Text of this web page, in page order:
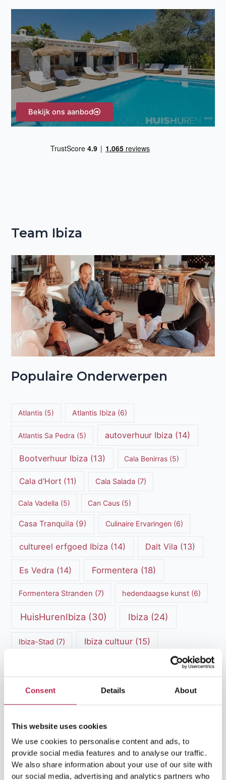
Consent Details About
This website uses cookies
We use cookies to personalise content and ads, to
provide social media features and to analyse our traffic.
We also share information about your use of our site with
our social media, advertising and analytics partners who
a
r
:
Bekijk ons aanbod
Team Ibiza
Populaire Onderwerpen
Atlantis (5) Atlantis Ibiza (6)
Atlantis Sa Pedra (5) autoverhuur Ibiza (14)
Bootverhuur Ibiza (13) Cala Benirras (5)
Cala d'Hort (11) Cala Salada(7)
Cala Vadella (5) Can Caus (5)
Casa Tranquila (9) Culinaire Ervaringen(6)
cultureel erfgoed Ibiza (14) Dalt Vila (13)
Es Vedra (14) Formentera (18)
Formentera Stranden (7) hedendaagse kunst(6)
HuisHurenIbiza (30) Ibiza (24)
Ibiza-Stad (7) Ibiza cultuur(15)
Ibiza nachtleven(12)
Ibiza Reisgids Ibiza reistips
Ibiza restaurants(9) Ibiza stranden(7)
ibiza vakantie(14)
Ibiza Villa Verhuur(6) luxe vakantie(5)
Luxe villa's Ibiza(43) luxe villas(13)